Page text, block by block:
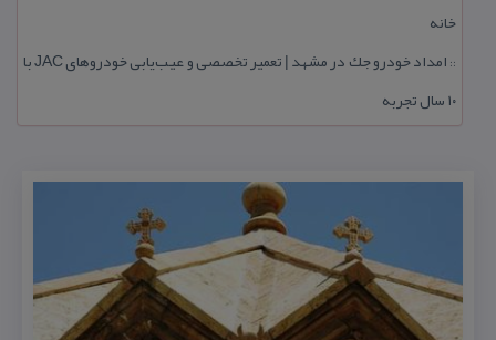
خانه
::
امداد خودرو جك در مشهد | تعمیر تخصصی و عیب‌یابی خودروهای JAC با
۱۰ سال تجربه